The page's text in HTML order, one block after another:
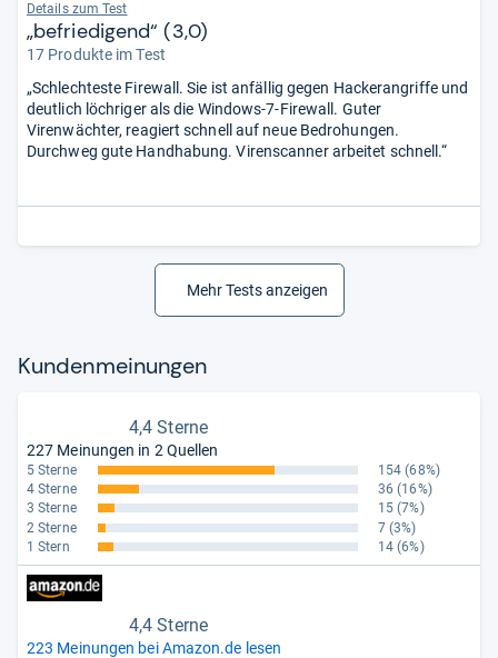
Details zum Test
„befriedigend“ (3,0)
17 Produkte im Test
„Schlechteste Firewall. Sie ist anfällig gegen Hackerangriffe und
deutlich löchriger als die Windows-7-Firewall. Guter
Virenwächter, reagiert schnell auf neue Bedrohungen.
Durchweg gute Handhabung. Virenscanner arbeitet schnell.“
Mehr Tests anzeigen
Kun­den­mei­nun­gen
4,4 Sterne
227 Meinungen in 2 Quellen
5 Sterne 154 (68%)
4 Sterne
36 (16%)
3 Sterne
15 (7%)
2 Sterne
7 (3%)
1 Stern
14 (6%)
4,4 Sterne
223 Meinungen bei Amazon.de lesen